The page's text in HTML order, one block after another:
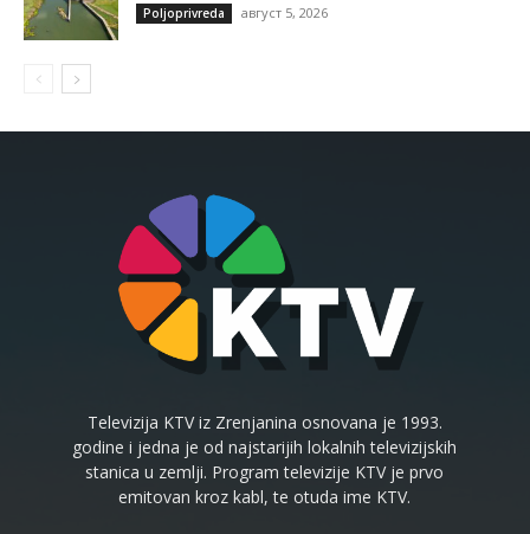
Poljoprivreda август 5, 2026
Televizija KTV iz Zrenjanina osnovana je 1993.
godine i jedna je od najstarijih lokalnih televizijskih
stanica u zemlji. Program televizije KTV je prvo
emitovan kroz kabl, te otuda ime KTV.